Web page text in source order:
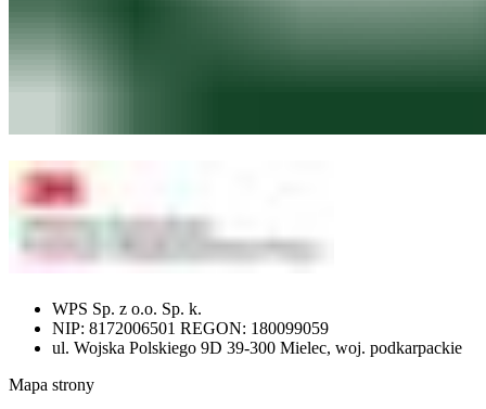
WPS Sp. z o.o. Sp. k.
NIP: 8172006501 REGON: 180099059
ul. Wojska Polskiego 9D 39-300 Mielec, woj. podkarpackie
Mapa strony